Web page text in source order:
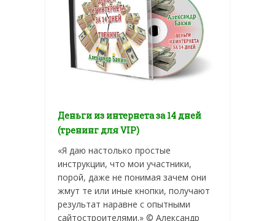
Деньги из интернета за 14 дней
(тренинг для VIP)
«Я даю настолько простые
инструкции, что мои участники,
порой, даже не понимая зачем они
жмут те или иные кнопки, получают
результат наравне с опытными
сайтостроителями.» © Александр